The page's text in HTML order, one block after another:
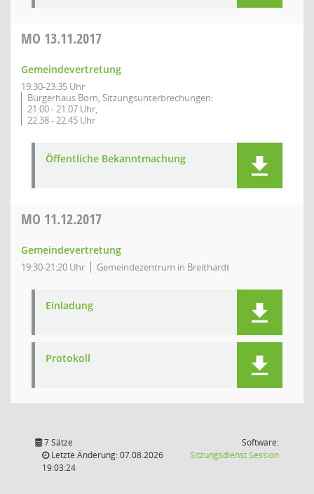
MO 13.11.2017
Gemeindevertretung
19:30-23:35 Uhr
Bürgerhaus Born, Sitzungsunterbrechungen:
21.00 - 21.07 Uhr,
22.38 - 22.45 Uhr
Öffentliche Bekanntmachung
MO 11.12.2017
Gemeindevertretung
19:30-21:20 Uhr Gemeindezentrum in Breithardt
Einladung
Protokoll
7 Sätze
Letzte Änderung: 07.08.2026
19:03:24
Software:
SitzungsdienstSession(Wird in